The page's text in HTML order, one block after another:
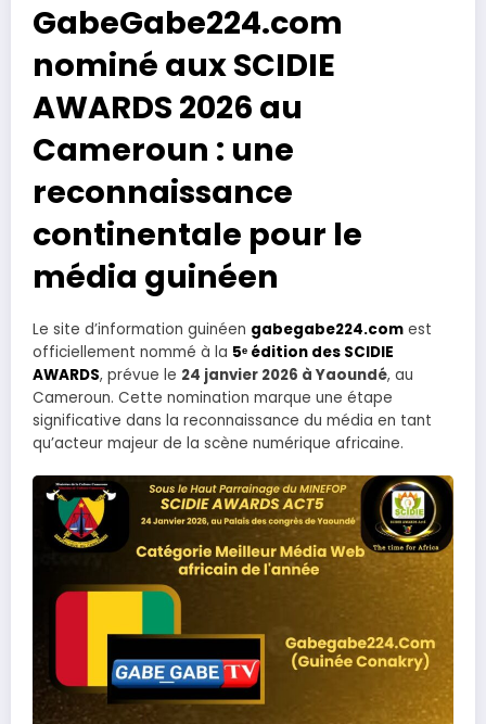
GabeGabe224.com
nominé aux SCIDIE
AWARDS 2026 au
Cameroun : une
reconnaissance
continentale pour le
média guinéen
Le site d’information guinéen gabegabe224.com est
officiellement nommé à la 5ᵉ édition des SCIDIE
AWARDS, prévue le 24 janvier 2026 à Yaoundé, au
Cameroun. Cette nomination marque une étape
significative dans la reconnaissance du média en tant
qu’acteur majeur de la scène numérique africaine.